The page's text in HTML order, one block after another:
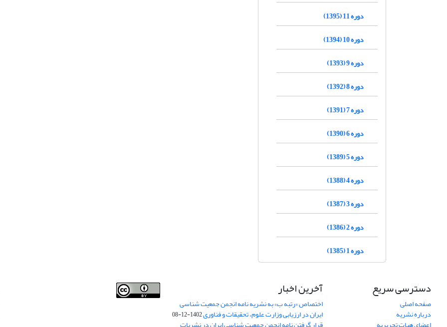
دوره 11 (1395)
دوره 10 (1394)
دوره 9 (1393)
دوره 8 (1392)
دوره 7 (1391)
دوره 6 (1390)
دوره 5 (1389)
دوره 4 (1388)
دوره 3 (1387)
دوره 2 (1386)
دوره 1 (1385)
دسترسی سریع
صفحه اصلی
درباره نشریه
آخرین اخبار
اختصاص «رتبه ب» به نشریه نامه انجمن جمعیت شناسی
ایران در ارزیابی وزارت علوم، تحقیقات و فناوری1402-12-08